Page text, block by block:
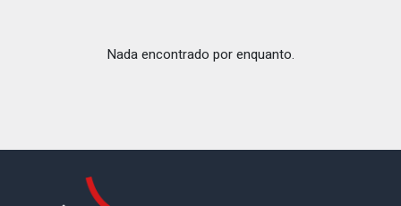
Nada encontrado por enquanto.